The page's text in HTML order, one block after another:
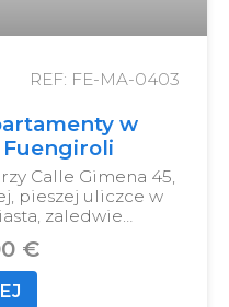
REF: FE-MA-0403
w
Calle Gimena 45,
pieszej uliczce w
zaledwie…
€